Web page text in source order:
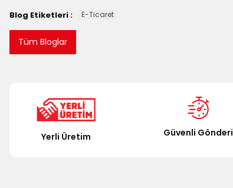
Blog Etiketleri : E-Ticaret
Tüm Bloglar
Yerli Üretim Güvenli Gönderi